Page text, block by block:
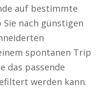
auf bestimmte
nach günstigen
spontanen Trip
das passende
werden kann.